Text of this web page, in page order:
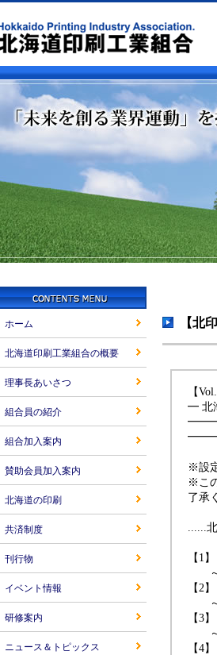
【北
【
━
※設
※こ
了承
......
【1
～6
【2
～
【3
～
【4
ホーム
北海道印刷工業組合の概要
理事長あいさつ
組合員の紹介
組合加入案内
賛助会員加入案内
北海道の印刷
共済制度
刊行物
イベント情報
研修案内
ニュース＆トピックス